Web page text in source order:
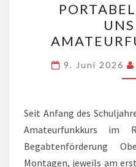
9. Juni 2026
Seit Anfang des
Amateurfunkkurs im
Begabtenförderung
Montagen, jeweils am